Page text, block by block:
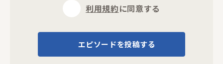
利用規約に同意する
エピソードを投稿する